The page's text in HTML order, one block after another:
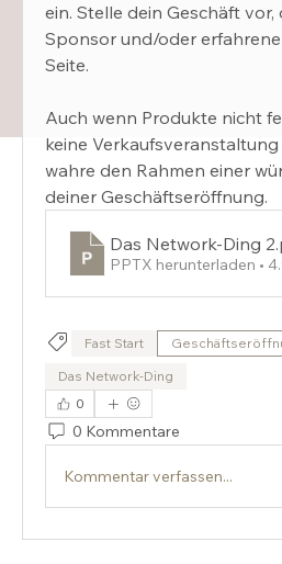
ein. Stelle dein Geschäft
Sponsor und/oder
Seite.
Auch wenn Produkte nicht
keine
wahre den Rahmen einer
deiner Geschäftseröffnung.
Das Network-Ding 2
PPTX herunterladen •
Fast Start
Das Network-Ding
0
0 Kommentare
Kommentar verfassen...